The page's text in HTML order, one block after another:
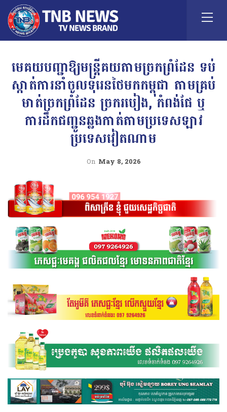
មេគយបញ្ជាឱ្យមន្ត្រីគយតាមច្រកព្រំដែន ទប់
ស្កាត់ការនាំចូលទុរេនថៃមកកម្ពុជា តាមគ្រប់
មាត់ច្រកព្រំដែន ច្រករបៀង, កំពង់ផែ ឬ
ការដឹកជញ្ជូនឆ្លងកាត់តាមប្រទេសឡាវ
ប្រទេសវៀតណាម
On May 8, 2026